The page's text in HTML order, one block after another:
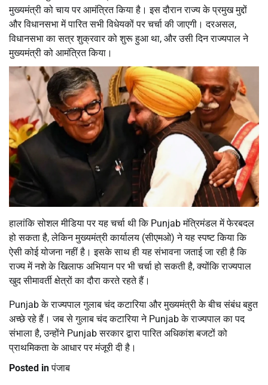
मुख्यमंत्री को चाय पर आमंत्रित किया है। इस दौरान राज्य के प्रमुख मुद्दों
और विधानसभा में पारित सभी विधेयकों पर चर्चा की जाएगी। दरअसल,
विधानसभा का सत्र शुक्रवार को शुरू हुआ था, और उसी दिन राज्यपाल ने
मुख्यमंत्री को आमंत्रित किया।
हालांकि सोशल मीडिया पर यह चर्चा थी कि Punjab मंत्रिमंडल में फेरबदल
हो सकता है, लेकिन मुख्यमंत्री कार्यालय (सीएमओ) ने यह स्पष्ट किया कि
ऐसी कोई योजना नहीं है। इसके साथ ही यह संभावना जताई जा रही है कि
राज्य में नशे के खिलाफ अभियान पर भी चर्चा हो सकती है, क्योंकि राज्यपाल
खुद सीमावर्ती क्षेत्रों का दौरा करते रहते हैं।
Punjab के राज्यपाल गुलाब चंद कटारिया और मुख्यमंत्री के बीच संबंध बहुत
अच्छे रहे हैं। जब से गुलाब चंद कटारिया ने Punjab के राज्यपाल का पद
संभाला है, उन्होंने Punjab सरकार द्वारा पारित अधिकांश बजटों को
प्राथमिकता के आधार पर मंजूरी दी है।
Posted inपंजाब